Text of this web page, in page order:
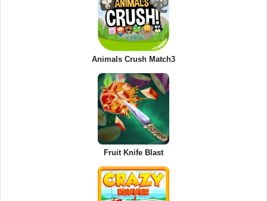
Animals Crush Match3
Fruit Knife Blast